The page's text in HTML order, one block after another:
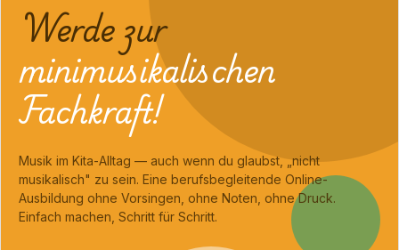
Werde zur
minimusikalischen
Fachkraft!
Musik im Kita-Alltag — auch wenn du glaubst, „nicht
musikalisch" zu sein. Eine berufsbegleitende Online-
Ausbildung ohne Vorsingen, ohne Noten, ohne Druck.
Einfach machen, Schritt für Schritt.